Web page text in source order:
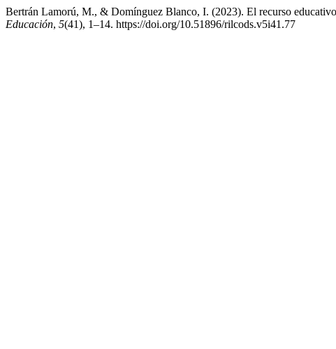
Bertrán Lamorú, M., & Domínguez Blanco, I. (2023). El recurso
Educación, 5(41), 1–14. https://doi.org/10.51896/rilcods.v5i41.77